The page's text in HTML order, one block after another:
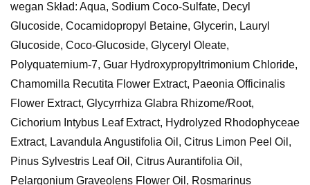
wegan Skład: Aqua, Sodium Coco-Sulfate, Decyl
Glucoside, Cocamidopropyl Betaine, Glycerin, Lauryl
Glucoside, Coco-Glucoside, Glyceryl Oleate,
Polyquaternium-7, Guar Hydroxypropyltrimonium Chloride,
Chamomilla Recutita Flower Extract, Paeonia Officinalis
Flower Extract, Glycyrrhiza Glabra Rhizome/Root,
Cichorium Intybus Leaf Extract, Hydrolyzed Rhodophyceae
Extract, Lavandula Angustifolia Oil, Citrus Limon Peel Oil,
Pinus Sylvestris Leaf Oil, Citrus Aurantifolia Oil,
Pelargonium Graveolens Flower Oil, Rosmarinus